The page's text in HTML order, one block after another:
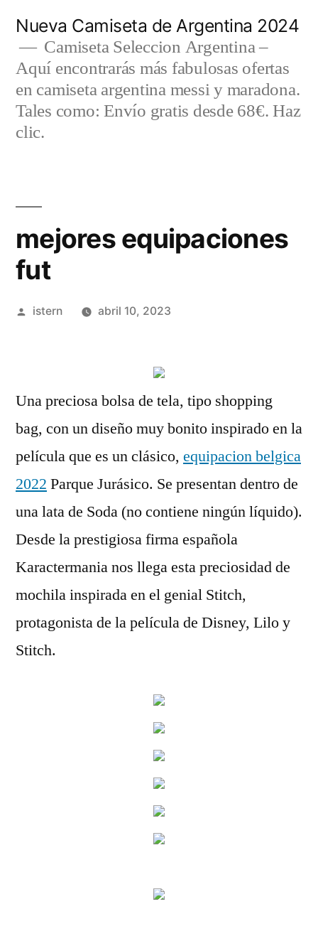
contenido
Nueva Camiseta de Argentina 2024
Camiseta Seleccion Argentina –
Aquí encontrarás más fabulosas ofertas
en camiseta argentina messi y maradona.
Tales como: Envío gratis desde 68€. Haz
clic.
mejores equipaciones
fut
Publicado
istern abril 10, 2023
Una preciosa bolsa de tela, tipo shopping
bag, con un diseño muy bonito inspirado en la
película que es un clásico, equipacion belgica
2022 Parque Jurásico. Se presentan dentro de
una lata de Soda (no contiene ningún líquido).
Desde la prestigiosa firma española
Karactermania nos llega esta preciosidad de
mochila inspirada en el genial Stitch,
protagonista de la película de Disney, Lilo y
Stitch.